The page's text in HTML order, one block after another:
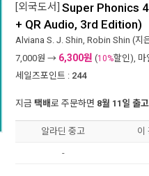
[외국도서] Super Phonics
+ QR Audio, 3rd Edition)
Alviana S. J. Shin Robin Shin (지
7,000원 → 6,300원 (10%할인), 마
세일즈포인트 : 244
지금 택배로 주문하면 8월 11일 출고
알라딘 중고 이
-